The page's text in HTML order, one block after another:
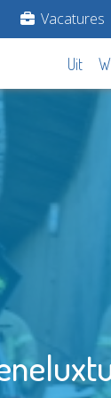
Vacatures
Uit